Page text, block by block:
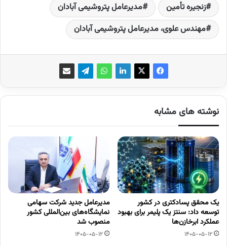
زنجیره تأمین
مدیرعامل پتروشیمی آبادان
مهندس علوی، مدیرعامل پتروشیمی آبادان
نوشته های مشابه
یک محقق پسادکتری در کشور
توسعه داد: سنتز یک پلیمر برای بهبود
عملکرد ابرخازن‌ها
1405-05-12
مدیرعامل جدید شرکت سهامی
نمایشگاه‌های بین‌المللی کشور
منصوب شد
1405-05-12